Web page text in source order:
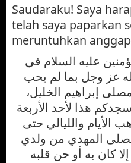
Saudaraku! Saya
telah saya paparkan
meruntuhkan
عليه السلام في
عز وجل بما لم يحب
إبراهيم الخليل،
هذا لأحد الأربعة
الأيام والليالي حتى
مصلى المهدي من ولدي
كان به أو حن قلبه